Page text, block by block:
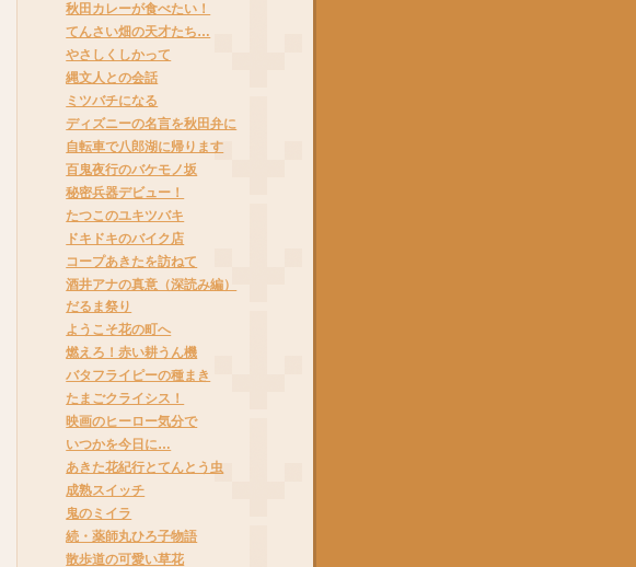
秋田カレーが食べたい！
てんさい畑の天才たち…
やさしくしかって
縄文人との会話
ミツバチになる
ディズニーの名言を秋田弁に
自転車で八郎湖に帰ります
百鬼夜行のバケモノ坂
秘密兵器デビュー！
たつこのユキツバキ
ドキドキのバイク店
コープあきたを訪ねて
酒井アナの真意（深読み編）
だるま祭り
ようこそ花の町へ
燃えろ！赤い耕うん機
バタフライピーの種まき
たまごクライシス！
映画のヒーロー気分で
いつかを今日に…
あきた花紀行とてんとう虫
成熟スイッチ
鬼のミイラ
続・薬師丸ひろ子物語
散歩道の可愛い草花